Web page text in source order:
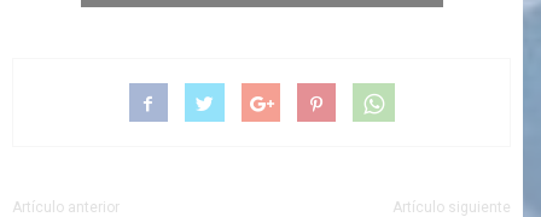
Artículo anterior Artículo siguiente